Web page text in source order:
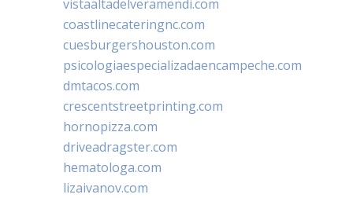
vistaaltadelveramendi.com
coastlinecateringnc.com
cuesburgershouston.com
psicologiaespecializadaencampeche.com
dmtacos.com
crescentstreetprinting.com
hornopizza.com
driveadragster.com
hematologa.com
lizaivanov.com